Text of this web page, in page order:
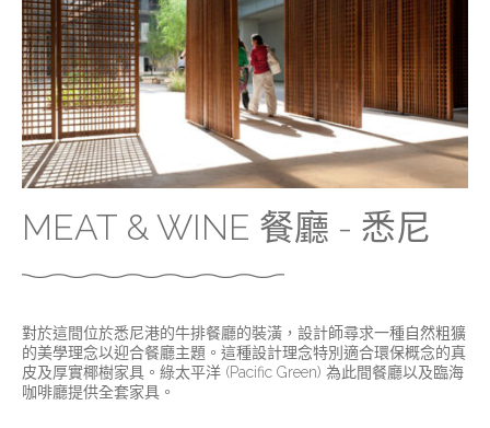
MEAT & WINE 餐廳 - 悉尼
對於這間位於悉尼港的牛排餐廳的裝潢，設計師尋求一種自然粗獷
的美學理念以迎合餐廳主題。這種設計理念特別適合環保概念的真
皮及厚實椰樹家具。綠太平洋 (Pacific Green) 為此間餐廳以及臨海
咖啡廳提供全套家具。